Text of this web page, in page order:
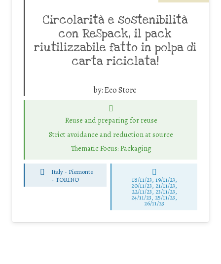
Circolarità e sostenibilità
con ReSpack, il pack
riutilizzabile fatto in polpa di
carta riciclata!
by:Eco Store
Reuse and preparing for reuse
Strict avoidance and reduction at source
Thematic Focus: Packaging
Italy - Piemonte
-TORINO 18/11/23, 19/11/23,
20/11/23, 21/11/23,
22/11/23, 23/11/23,
24/11/23, 25/11/23,
26/11/23